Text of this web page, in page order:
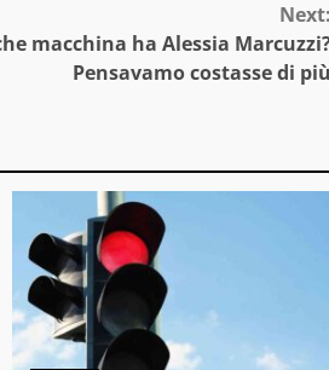
Next:
macchina ha Alessia
Pensavamo costasse di più